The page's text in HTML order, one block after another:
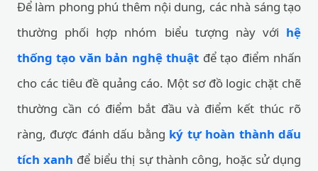
Để làm phong phú thêm nội dung, các nhà sáng tạo
thường phối hợp nhóm biểu tượng này với hệ
thống tạo văn bản nghệ thuật để tạo điểm nhấn
cho các tiêu đề quảng cáo. Một sơ đồ logic chặt chẽ
thường cần có điểm bắt đầu và điểm kết thúc rõ
ràng, được đánh dấu bằng ký tự hoàn thành dấu
tích xanh để biểu thị sự thành công, hoặc sử dụng